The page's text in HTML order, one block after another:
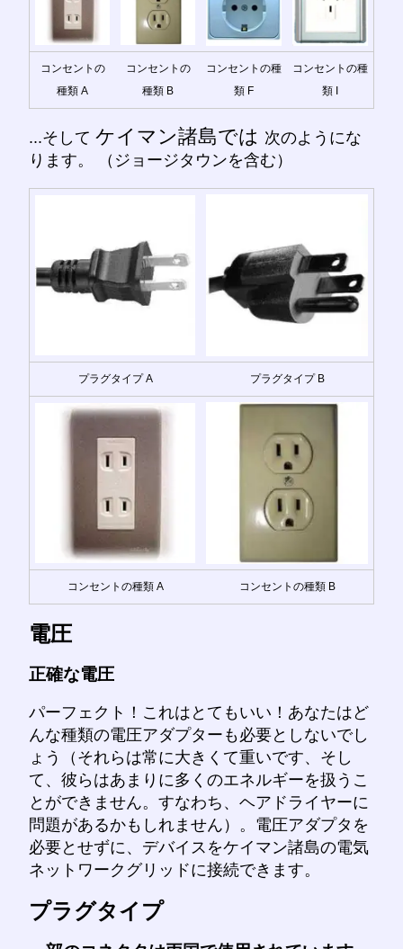
コンセントの
種類 A
コンセントの
種類 B
コンセントの種
類 F
コンセントの種
類 I
...そして ケイマン諸島では 次のようにな
ります。 （ジョージタウンを含む）
プラグタイプ A プラグタイプ B
コンセントの種類 A コンセントの種類 B
電圧
正確な電圧
パーフェクト！これはとてもいい！あなたはど
んな種類の電圧アダプターも必要としないでし
ょう（それらは常に大きくて重いです、そし
て、彼らはあまりに多くのエネルギーを扱うこ
とができません。すなわち、ヘアドライヤーに
問題があるかもしれません）。電圧アダプタを
必要とせずに、デバイスをケイマン諸島の電気
ネットワークグリッドに接続できます。
プラグタイプ